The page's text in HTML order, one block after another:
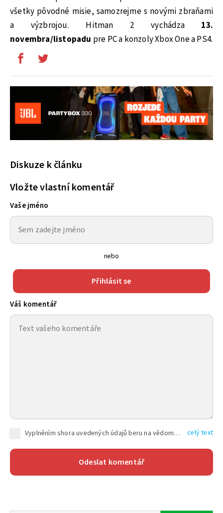
všetky pôvodné misie, samozrejme s novými zbraňami
a výzbrojou. Hitman 2 vychádza 13.
novembra/listopadu pre PC a konzoly Xbox One a PS4.
Diskuze k článku
Vložte vlastní komentář
Vaše jméno
nebo
Přihlásit se
Váš komentář
Vyplněním shora uvedených údajů beru na vědomí, že společnost TEXT FACTORY s.r.o., sídlem Brno, Durďákova 336/29, Černá Pole, PSČ: 613 00, IČ: 06157831, zapsané u Krajského soudu v Brně, oddíl C, vložka 100399, bude zpracovávat mé osobní údaje uvedené v rámci mnou vyplněného registračního formuláře na základě oprávněných zájmů TEXT FACTORY s.r.o. dle čl. 6 odst. 1 písm. f) GDPR a pro splnění právních povinností (čl. 6 odst. 1 písm. c) GDPR), a to pro tyto účely: nezbytnost zajistit oprávnění návštěvníka webových stránek provozovaných společností TEXT FACTORY s.r.o. přispívat aktivně ke zveřejněným článkům nebo v rámci diskusních fór a výkon práv TEXT FACTORY s.r.o. jako administrátora těchto diskusních fór. Více informací o zpracování osobních údajů a právech lze nalézt v celý text